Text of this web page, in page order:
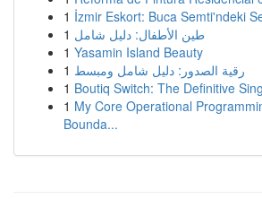
1 İzmir Eskort: Buca Semti'ndeki
1 طين الأطفال: دليل شامل
1 Yasamin Island Beauty
1 رقية الصدور: دليل شامل ومبسط
1 Boutiq Switch: The Definitive
1 My Core Operational
Bounda...